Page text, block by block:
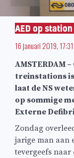
AED op
16 januari 2019, 17:31
AMSTERDAM
treinstations
laat de NS
op sommige
Externe
Zondag
jarige man aan
tevergeefs naar